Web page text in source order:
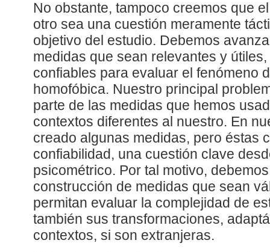
No obstante, tampoco creemos que
otro sea una cuestión meramente
objetivo del estudio. Debemos
medidas que sean relevantes y
confiables para evaluar el fenómeno
homofóbica. Nuestro principal
parte de las medidas que hemos
contextos diferentes al nuestro. En
creado algunas medidas, pero éstas
confiabilidad, una cuestión clave
psicométrico. Por tal motivo,
construcción de medidas que sean
permitan evaluar la complejidad de
también sus transformaciones,
contextos, si son extranjeras.